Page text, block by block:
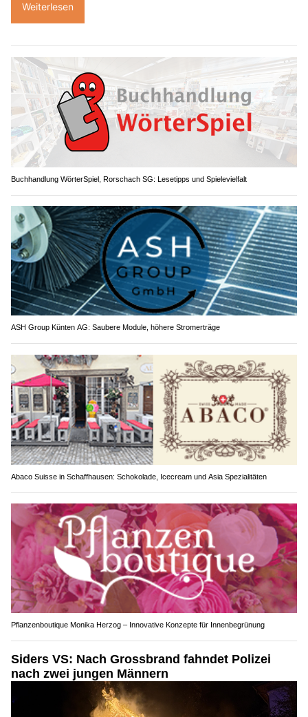
Weiterlesen
Buchhandlung WörterSpiel, Rorschach SG: Lesetipps und Spielevielfalt
ASH Group Künten AG: Saubere Module, höhere Stromerträge
Abaco Suisse in Schaffhausen: Schokolade, Icecream und Asia Spezialitäten
Pflanzenboutique Monika Herzog – Innovative Konzepte für Innenbegrünung
Siders VS: Nach Grossbrand fahndet Polizei
nach zwei jungen Männern